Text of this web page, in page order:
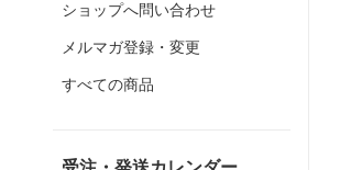
ショップへ問い合わせ
メルマガ登録・変更
すべての商品